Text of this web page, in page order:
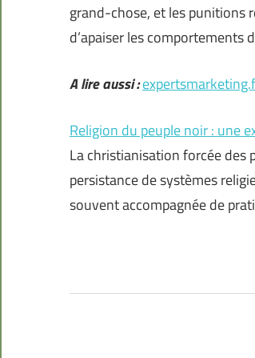
grand-chose, et les punitions
d’apaiser les comportements
A lire aussi :
Religion du peuple noir : une
La christianisation forcée des
persistance de systèmes
souvent accompagnée de